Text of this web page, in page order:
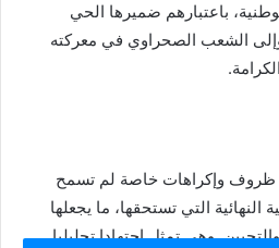
باعتبارهم ضميرها الحي
الشعب الصحراوي في معركته
ظروف وإكراهات خاصة لم تسمح
النهائية التي تستحقها، ما يجعلها
وهي تمثل اجتهادا تحليليا